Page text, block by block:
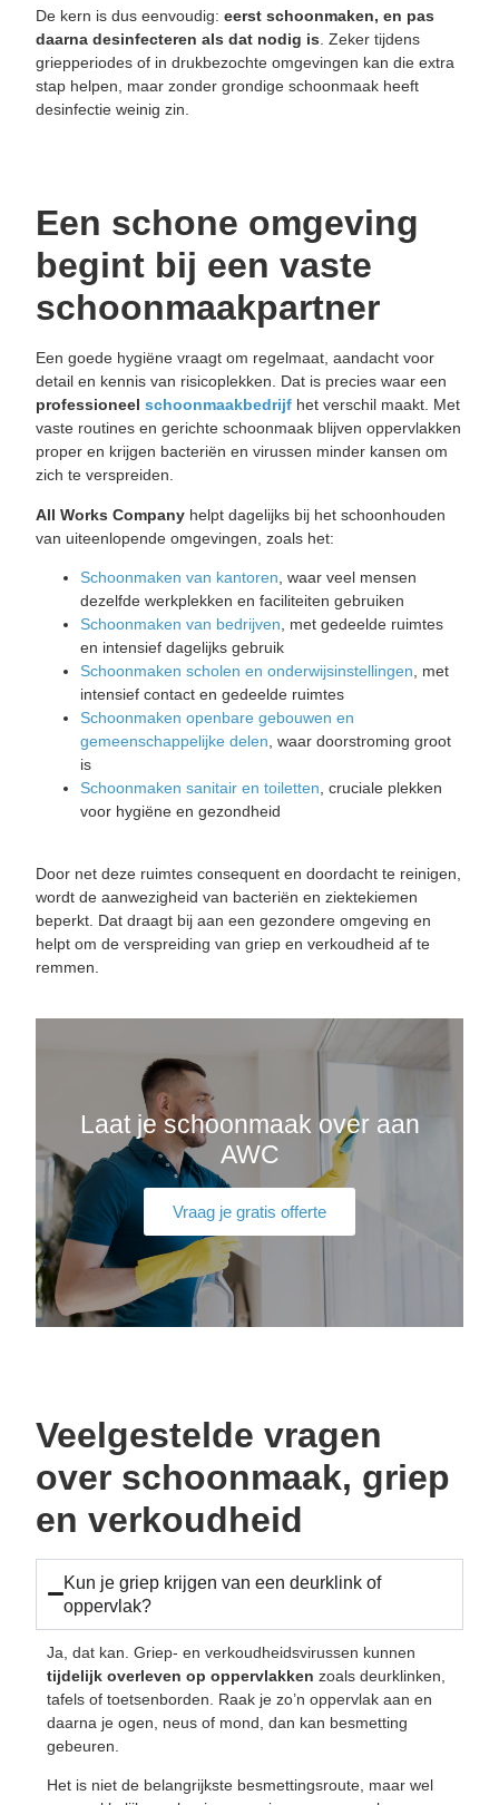
De kern is dus eenvoudig:eerst schoonmaken, en pas
daarna desinfecteren als dat nodig is . Zeker tijdens
griepperiodes of in drukbezochte omgevingen kan die extra
stap helpen, maar zonder grondige schoonmaak heeft
desinfectie weinig zin.
Een schone omgeving
begint bij een vaste
schoonmaakpartner
Een goede hygiëne vraagt om regelmaat, aandacht voor
detail en kennis van risicoplekken. Dat is precies waar een
professioneel schoonmaakbedrijf het verschil maakt. Met
vaste routines en gerichte schoonmaak blijven oppervlakken
proper en krijgen bacteriën en virussen minder kansen om
zich te verspreiden.
All Works Company helpt dagelijks bij het schoonhouden
van uiteenlopende omgevingen, zoals het:
Schoonmaken van kantoren , waar veel mensen
dezelfde werkplekken en faciliteiten gebruiken
Schoonmaken van bedrijven , met gedeelde ruimtes
en intensief dagelijks gebruik
Schoonmaken scholen en onderwijsinstellingen , met
intensief contact en gedeelde ruimtes
Schoonmaken openbare gebouwen en
gemeenschappelijke delen , waar doorstroming groot
is
Schoonmaken sanitair en toiletten , cruciale plekken
voor hygiëne en gezondheid
Door net deze ruimtes consequent en doordacht te reinigen,
wordt de aanwezigheid van bacteriën en ziektekiemen
beperkt. Dat draagt bij aan een gezondere omgeving en
helpt om de verspreiding van griep en verkoudheid af te
remmen.
Laat je schoonmaak over aan
AWC
Vraag je gratis offerte
Veelgestelde vragen
over schoonmaak, griep
en verkoudheid
Kun je griep krijgen van een deurklink of
oppervlak?
Ja, dat kan. Griep- en verkoudheidsvirussen kunnen
tijdelijk overleven op oppervlakken zoals deurklinken,
tafels of toetsenborden. Raak je zo’n oppervlak aan en
daarna je ogen, neus of mond, dan kan besmetting
gebeuren.
Het is niet de belangrijkste besmettingsroute, maar wel